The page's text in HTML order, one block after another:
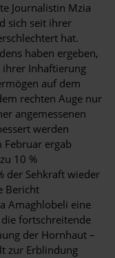
Journalistin Mzia
sich seit ihrer
hat.
haben ergeben,
ihrer Inhaftierung
auf dem
rechten Auge nur
angemessenen
werden
Februar ergab
10 %
der Sehkraft wieder
Bericht
Amaghlobeli eine
fortschreitende
der Hornhaut –
zur Erblindung